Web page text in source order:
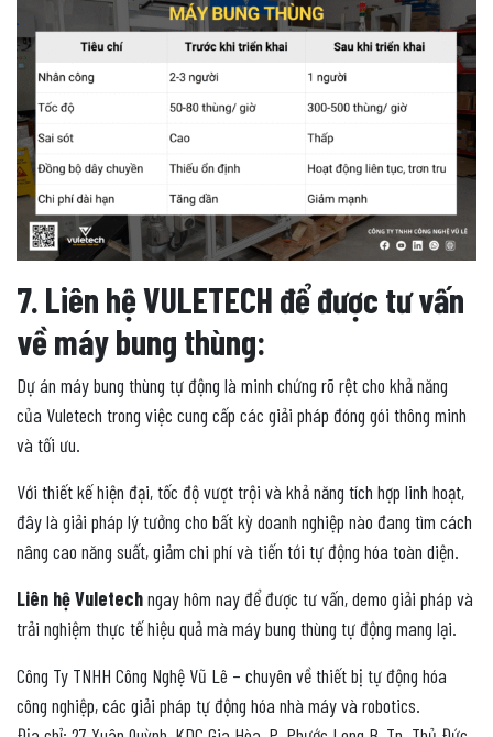
7. Liên hệ VULETECH để được tư vấn
về máy bung thùng:
Dự án máy bung thùng tự động là minh chứng rõ rệt cho khả năng
của Vuletech trong việc cung cấp các giải pháp đóng gói thông minh
và tối ưu.
Với thiết kế hiện đại, tốc độ vượt trội và khả năng tích hợp linh hoạt,
đây là giải pháp lý tưởng cho bất kỳ doanh nghiệp nào đang tìm cách
nâng cao năng suất, giảm chi phí và tiến tới tự động hóa toàn diện.
Liên hệ Vuletechngay hôm nay để được tư vấn, demo giải pháp và
trải nghiệm thực tế hiệu quả mà máy bung thùng tự động mang lại.
Công Ty TNHH Công Nghệ Vũ Lê – chuyên về thiết bị tự động hóa
công nghiệp, các giải pháp tự động hóa nhà máy và robotics.